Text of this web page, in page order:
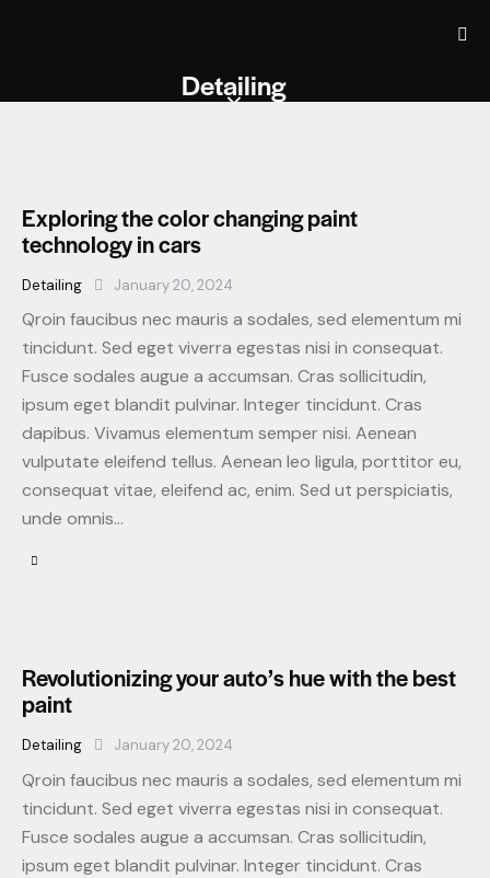
Detailing
Exploring the color changing paint
technology in cars
Detailing January 20, 2024
Qroin faucibus nec mauris a sodales, sed elementum mi
tincidunt. Sed eget viverra egestas nisi in consequat.
Fusce sodales augue a accumsan. Cras sollicitudin,
ipsum eget blandit pulvinar. Integer tincidunt. Cras
dapibus. Vivamus elementum semper nisi. Aenean
vulputate eleifend tellus. Aenean leo ligula, porttitor eu,
consequat vitae, eleifend ac, enim. Sed ut perspiciatis,
unde omnis…
Revolutionizing your auto’s hue with the best
paint
Detailing January 20, 2024
Qroin faucibus nec mauris a sodales, sed elementum mi
tincidunt. Sed eget viverra egestas nisi in consequat.
Fusce sodales augue a accumsan. Cras sollicitudin,
ipsum eget blandit pulvinar. Integer tincidunt. Cras